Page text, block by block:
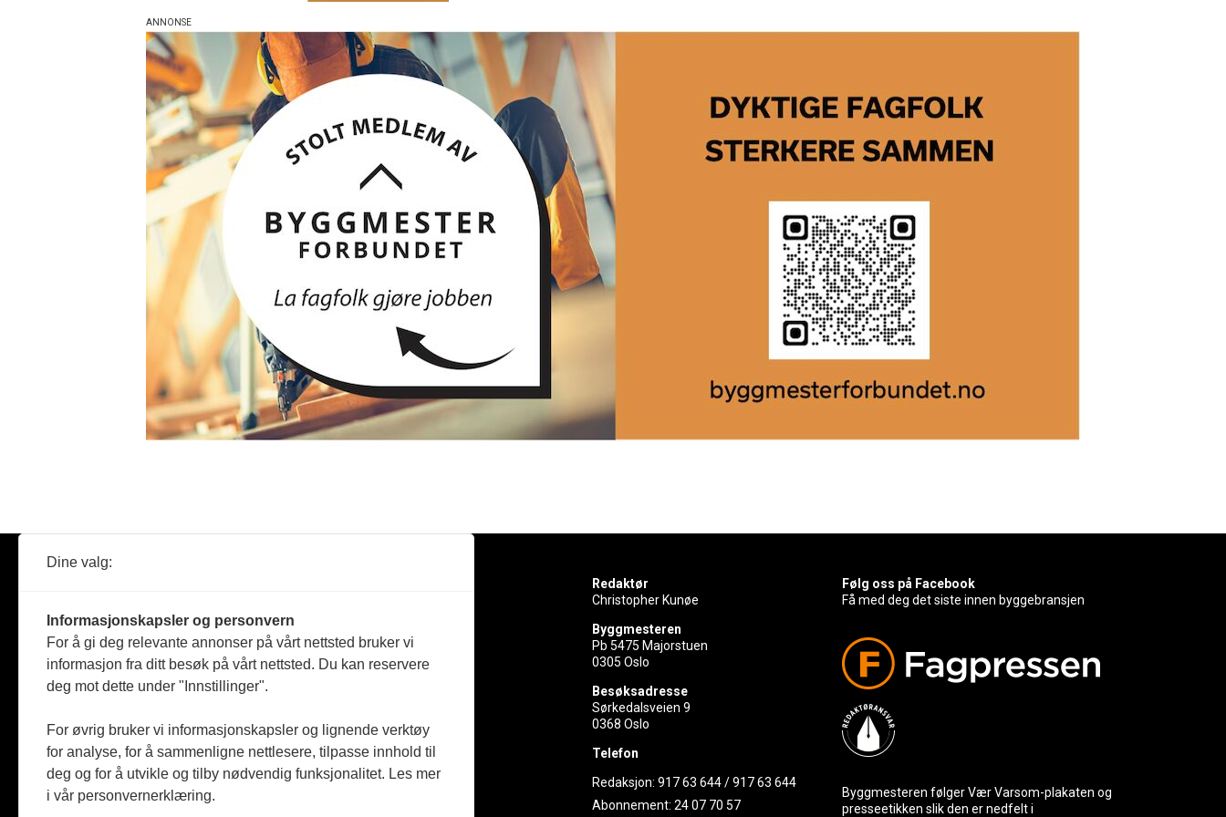
Reportasje
Produkter
Jobbmarked
Redaktør
Christopher Kunøe
Byggmesteren
Pb 5475 Majorstuen
0305 Oslo
Besøksadresse
Sørkedalsveien 9
0368 Oslo
Telefon
Redaksjon:917 63 644/917 63 644
Abonnement:24 07 70 57
Følg oss på Facebook
Få med deg det siste innen byggebransjen
Byggmesteren følger Vær Varsom-plakaten og
presseetikken slik den er nedfelt i
Dine valg:
Informasjonskapsler og personvern
For å gi deg relevante annonser på vårt nettsted bruker vi
informasjon fra ditt besøk på vårt nettsted. Du kan reservere
deg mot dette under "Innstillinger".
For øvrig bruker vi informasjonskapsler og lignende verktøy
for analyse, for å sammenligne nettlesere, tilpasse innhold til
deg og for å utvikle og tilby nødvendig funksjonalitet. Les mer
i vår personvernerklæring.